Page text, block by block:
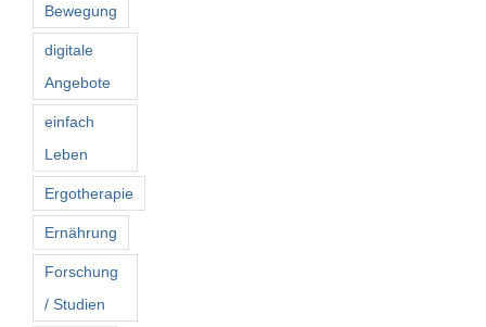
Bewegung
digitale
Angebote
einfach
Leben
Ergotherapie
Ernährung
Forschung
/ Studien